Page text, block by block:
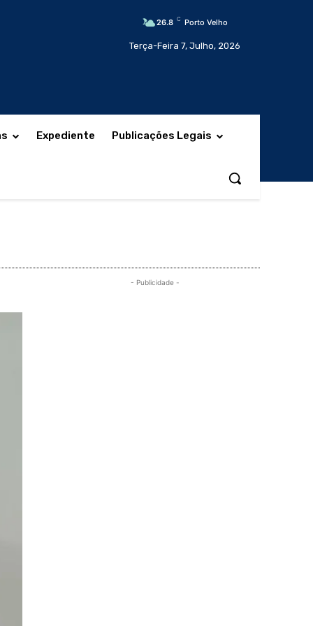
26.8 C Porto Velho
Terça-Feira 7, Julho, 2026
Expediente Publicações Legais
- Publicidade -